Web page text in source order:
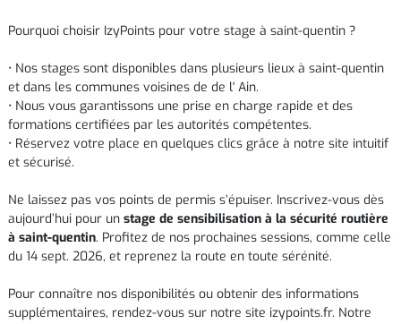
Pourquoi choisir IzyPoints pour votre stage à saint-quentin ?
• Nos stages sont disponibles dans plusieurs lieux à saint-quentin
et dans les communes voisines de de l' Ain.
• Nous vous garantissons une prise en charge rapide et des
formations certifiées par les autorités compétentes.
• Réservez votre place en quelques clics grâce à notre site intuitif
et sécurisé.
Ne laissez pas vos points de permis s’épuiser. Inscrivez-vous dès
aujourd’hui pour un stage de sensibilisation à la sécurité routière
à saint-quentin. Profitez de nos prochaines sessions, comme celle
du 14 sept. 2026, et reprenez la route en toute sérénité.
Pour connaître nos disponibilités ou obtenir des informations
supplémentaires, rendez-vous sur notre site izypoints.fr. Notre